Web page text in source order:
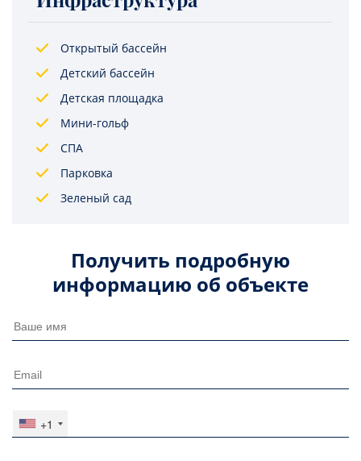
Открытый бассейн
Детский бассейн
Детская площадка
Мини-гольф
СПА
Парковка
Зеленый сад
Получить подробную
информацию об объекте
+1